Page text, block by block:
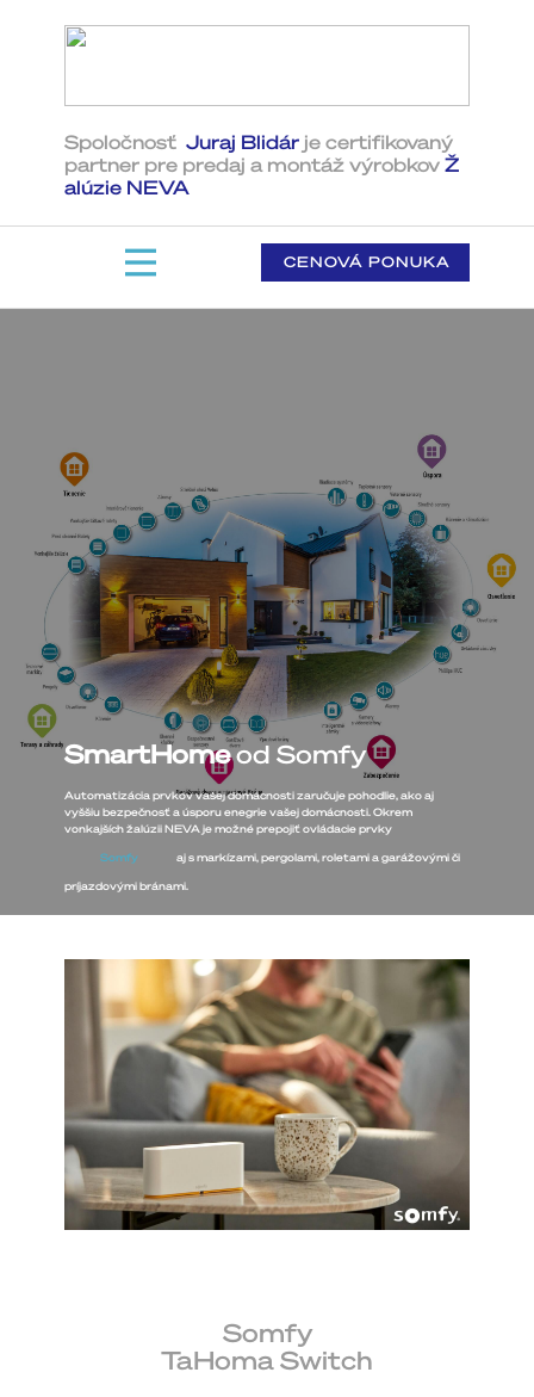
Spoločnosť Juraj Blidár je certifikovaný
partner pre predaj a montáž ​výrobkovŽ​
alúzie NEVA
CENOVÁ PONUKA
SmartHomeod Somfy
Automatizácia prvkov vašej domácnosti zaručuje pohodlie, ako aj
vyššiu bezpečnosť a úsporu enegrie vašej domácnosti. Okrem
vonkajších žalúzii NEVA je možné prepojiť ovládacie prvky
Somfy aj s markízami, pergolami, roletami a garážovými či
príjazdovými bránami.
Somfy
TaHoma Switch